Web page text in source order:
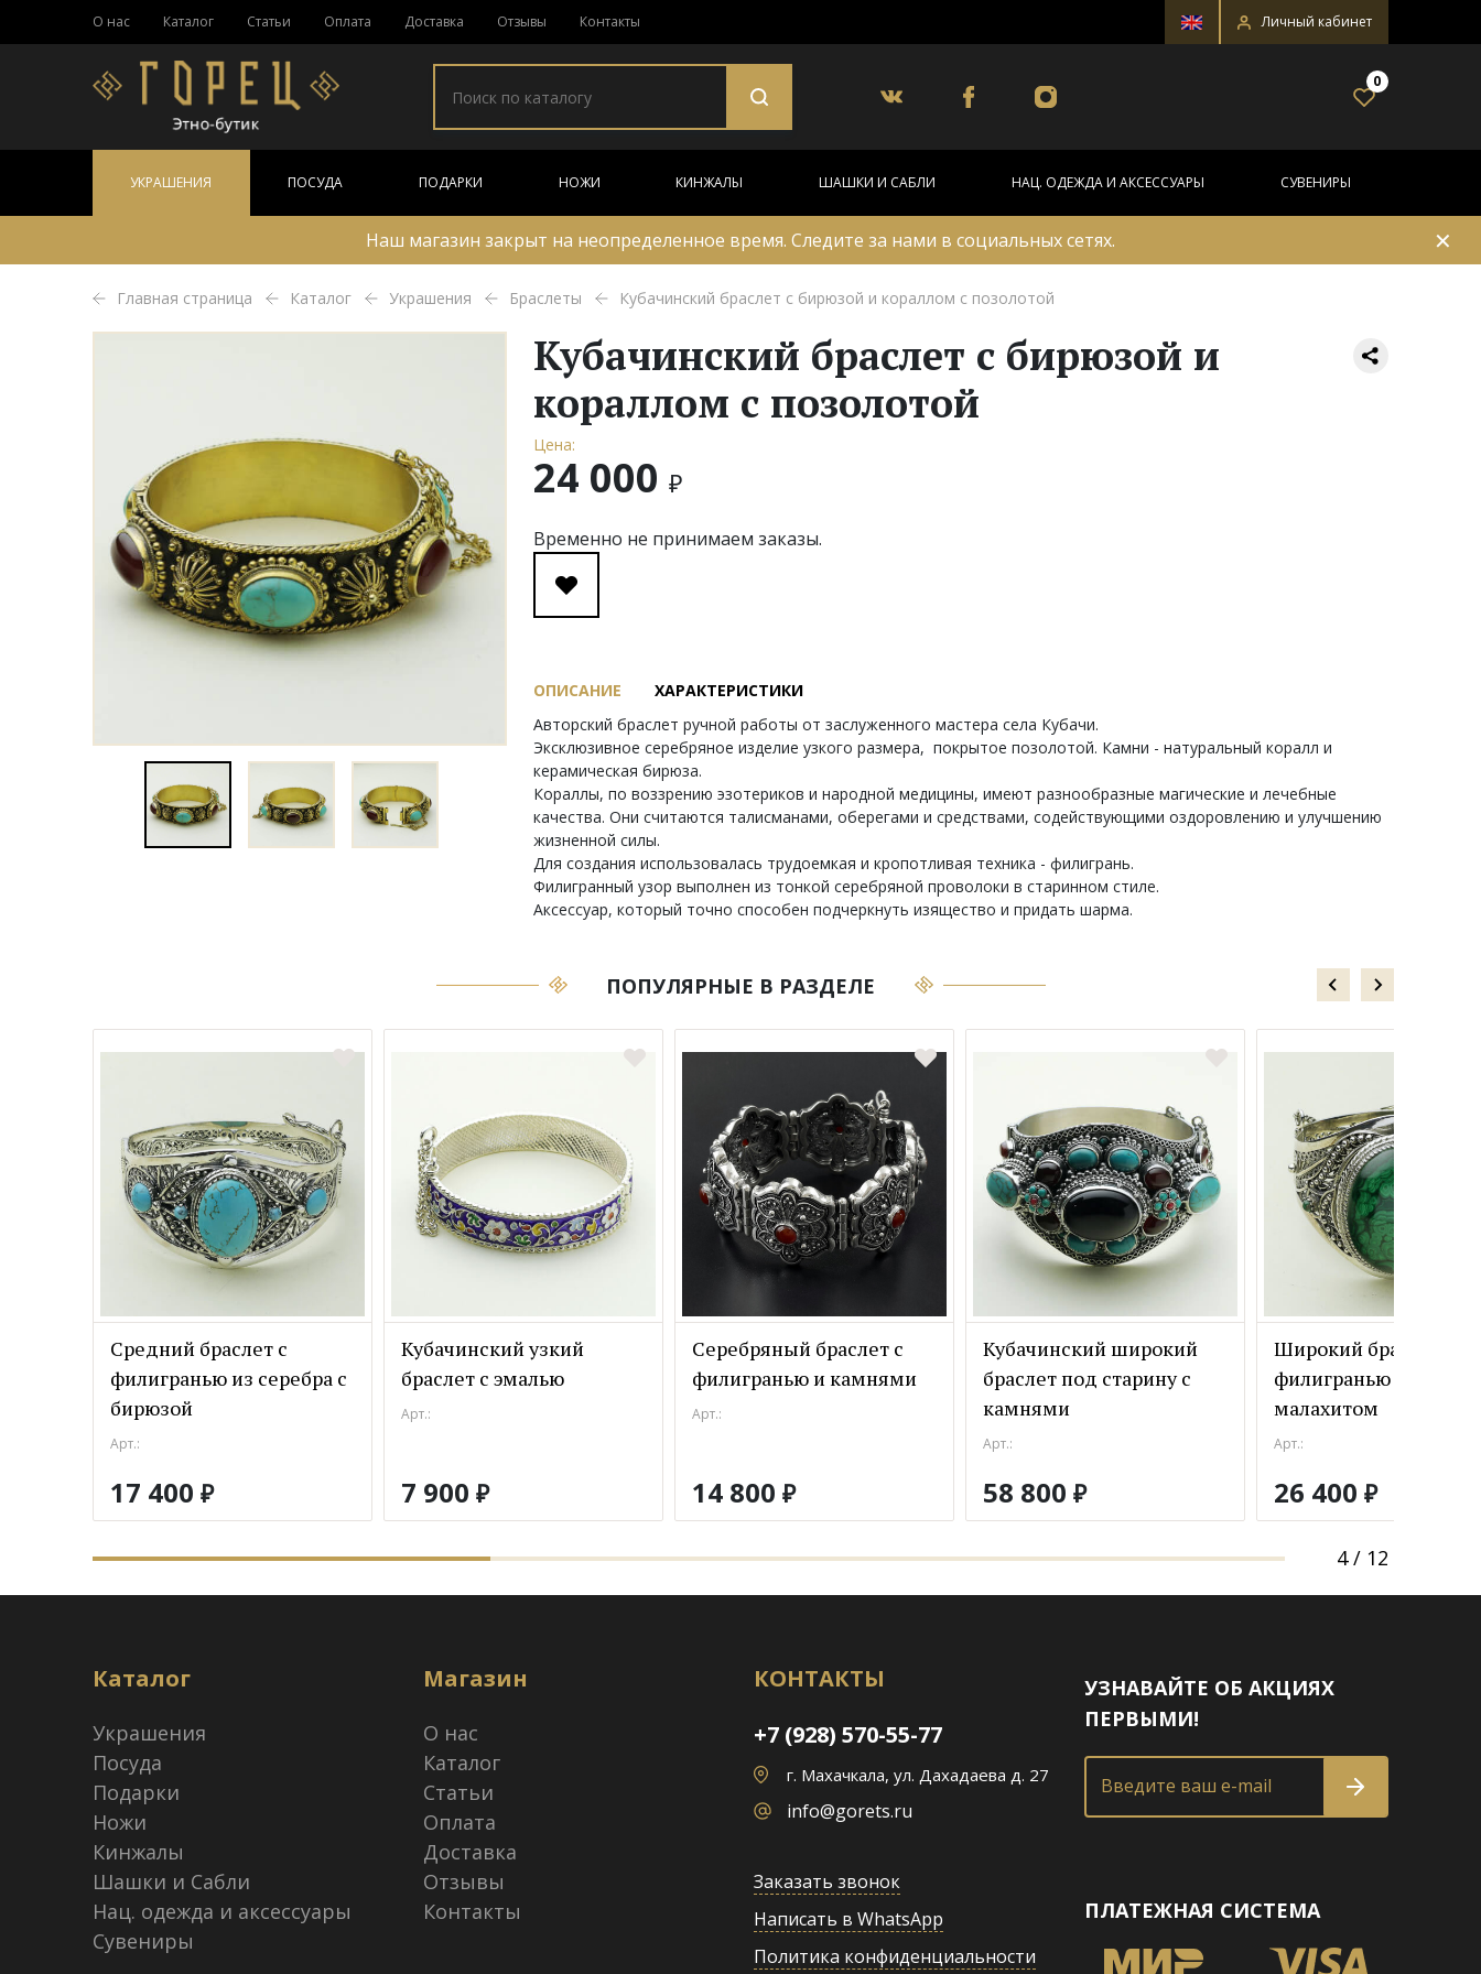
О нас Каталог Статьи Оплата Доставка Отзывы Контакты Личный кабинет
0
УКРАШЕНИЯ ПОСУДА ПОДАРКИ НОЖИ КИНЖАЛЫ ШАШКИ И САБЛИ НАЦ. ОДЕЖДА И АКСЕССУАРЫ СУВЕНИРЫ
Наш магазин закрыт на неопределенное время. Следите за нами в социальных сетях. ✕
Главная страница Каталог Украшения Браслеты Кубачинский браслет с бирюзой и кораллом с позолотой
Кубачинский браслет с бирюзой и
кораллом с позолотой
Цена:
24 000 ₽
Временно не принимаем заказы.
ОПИСАНИЕ
ХАРАКТЕРИСТИКИ
Авторский браслет ручной работы от заслуженного мастера села Кубачи.
Эксклюзивное серебряное изделие узкого размера, покрытое позолотой. Камни - натуральный коралл и
керамическая бирюза.
Кораллы, по воззрению эзотериков и народной медицины, имеют разнообразные магические и лечебные
качества. Они считаются талисманами, оберегами и средствами, содействующими оздоровлению и улучшению
жизненной силы.
Для создания использовалась трудоемкая и кропотливая техника - филигрань.
Филигранный узор выполнен из тонкой серебряной проволоки в старинном стиле.
Аксессуар, который точно способен подчеркнуть изящество и придать шарма.
ПОПУЛЯРНЫЕ В РАЗДЕЛЕ
Средний браслет с
филигранью из серебра с
бирюзой
Арт.:
17 400 ₽
Кубачинский узкий
браслет с эмалью
Арт.:
7 900 ₽
Серебряный браслет с
филигранью и камнями
Арт.:
14 800 ₽
Кубачинский широкий
браслет под старину с
камнями
Арт.:
58 800 ₽
Широкий браслет с
филигранью из
малахитом
Арт.:
26 400 ₽
4 / 12
Каталог
Украшения
Посуда
Подарки
Ножи
Кинжалы
Шашки и Сабли
Нац. одежда и аксессуары
Сувениры
Магазин
О нас
Каталог
Статьи
Оплата
Доставка
Отзывы
Контакты
КОНТАКТЫ
+7 (928) 570-55-77
г. Махачкала, ул. Дахадаева д. 27
info@gorets.ru
Заказать звонок
Написать в WhatsApp
Политика конфиденциальности
УЗНАВАЙТЕ ОБ АКЦИЯХ
ПЕРВЫМИ!
Введите ваш e-mail
ПЛАТЕЖНАЯ СИСТЕМА